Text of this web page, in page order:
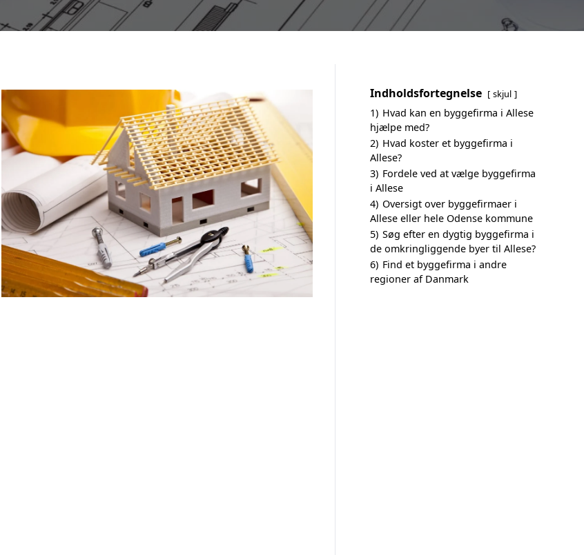
Indholdsfortegnelse skjul
1) Hvad kan en byggefirma i Allese
hjælpe med?
2) Hvad koster et byggefirma i
Allese?
3) Fordele ved at vælge byggefirma
i Allese
4) Oversigt over byggefirmaer i
Allese eller hele Odense kommune
5) Søg efter en dygtig byggefirma i
de omkringliggende byer til Allese?
6) Find et byggefirma i andre
regioner af Danmark